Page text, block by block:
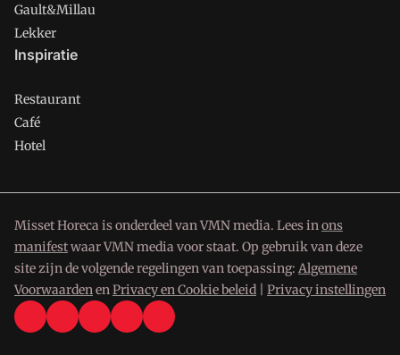
Gault&Millau
Lekker
Inspiratie
Restaurant
Café
Hotel
Misset Horeca is onderdeel van VMN media. Lees inons
manifestwaar VMN media voor staat. Op gebruik van deze
site zijn de volgende regelingen van toepassing: Algemene
VoorwaardenenPrivacy en Cookie beleid Privacy instellingen